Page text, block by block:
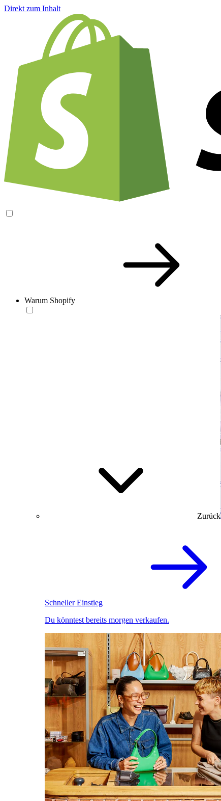
Direkt zum Inhalt
Warum Shopify
Zurück
Schneller Einstieg
Du könntest bereits morgen verkaufen.